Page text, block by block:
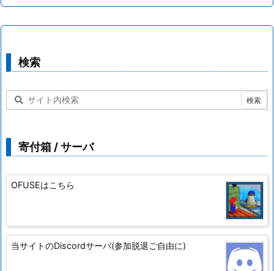
検索
寄付箱 / サーバ
OFUSEはこちら
当サイトのDiscordサーバ(参加脱退ご自由に)